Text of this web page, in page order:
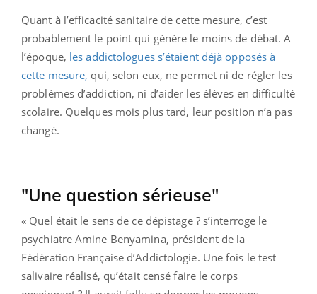
Quant à l’efficacité sanitaire de cette mesure, c’est
probablement le point qui génère le moins de débat. A
l’époque, les addictologues s’étaient déjà opposés à
cette mesure, qui, selon eux, ne permet ni de régler les
problèmes d’addiction, ni d’aider les élèves en difficulté
scolaire. Quelques mois plus tard, leur position n’a pas
changé.
"Une question sérieuse"
« Quel était le sens de ce dépistage ? s’interroge le
psychiatre Amine Benyamina, président de la
Fédération Française d’Addictologie. Une fois le test
salivaire réalisé, qu’était censé faire le corps